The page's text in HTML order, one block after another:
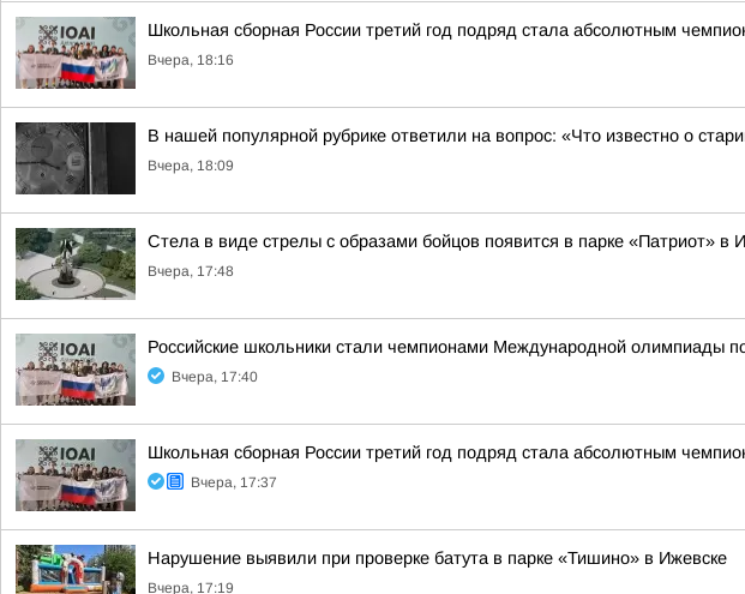
Школьная сборная России третий год подряд стала абсолютным
Вчера, 18:16
В нашей популярной рубрике ответили на вопрос: «Что известно о
Вчера, 18:09
Стела в виде стрелы с образами бойцов появится в парке «Патриот» в
Вчера, 17:48
Российские школьники стали чемпионами Международной олимпиады
Вчера, 17:40
Школьная сборная России третий год подряд стала абсолютным
Вчера, 17:37
Нарушение выявили при проверке батута в парке «Тишино» в Ижевске
Вчера, 17:19